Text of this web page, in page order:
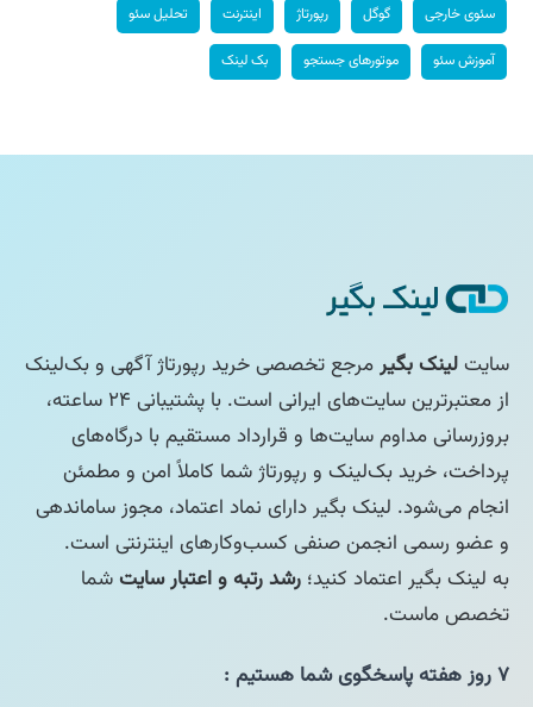
سئوی خارجی گوگل رپورتاژ اینترنت تحلیل سئو
آموزش سئو موتورهای جستجو بک لینک
سایتلینک بگیرمرجع تخصصی خرید رپورتاژ آگهی و بک‌لینک
از معتبرترین سایت‌های ایرانی است. با پشتیبانی ۲۴ ساعته،
بروزرسانی مداوم سایت‌ها و قرارداد مستقیم با درگاه‌های
پرداخت، خرید بک‌لینک و رپورتاژ شما کاملاً امن و مطمئن
انجام می‌شود. لینک بگیر دارای نماد اعتماد، مجوز ساماندهی
و عضو رسمی انجمن صنفی کسب‌وکارهای اینترنتی است.
به لینک بگیر اعتماد کنید؛ رشد رتبه و اعتبار سایتشما
تخصص ماست.
۷ روز هفته پاسخگوی شما هستیم :